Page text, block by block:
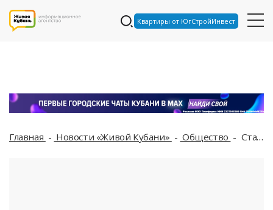
Квартиры от ЮгСтройИнвест
Главная Новости «Живой Кубани» Общество Стала известна причина гибели кабанов в Горячем Ключе